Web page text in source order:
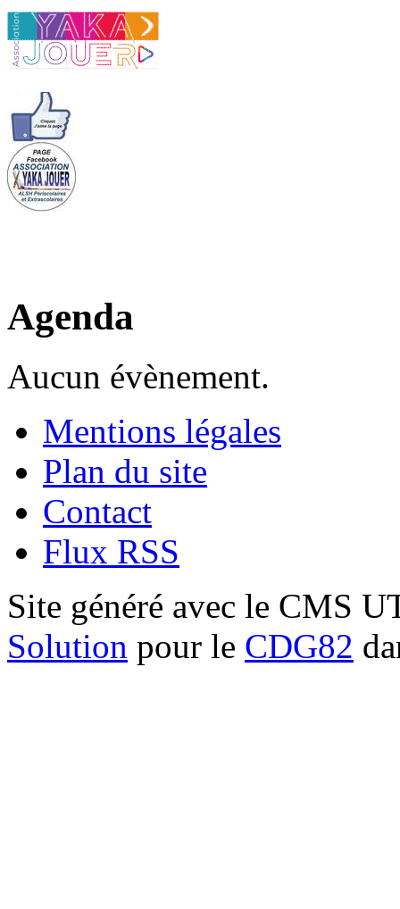
Agenda
Aucun évènement.
Mentions légales
Plan du site
Contact
Flux RSS
Site généré avec le CMS
Solution pour le CDG82